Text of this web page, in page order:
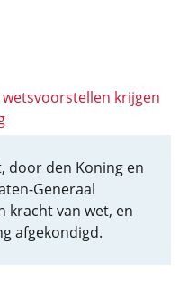
krijgen
door den Koning en
Generaal
kracht van wet, en
afgekondigd.